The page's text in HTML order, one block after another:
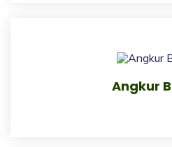
Angkur